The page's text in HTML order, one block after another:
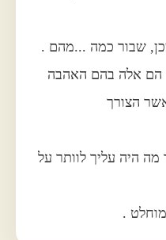
שבור כמה ...מהם .
הם אלה בהם האהבה
הצורך
היה עליך לוותר על
.